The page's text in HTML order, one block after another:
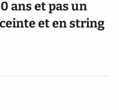
ans et pas un
et en string